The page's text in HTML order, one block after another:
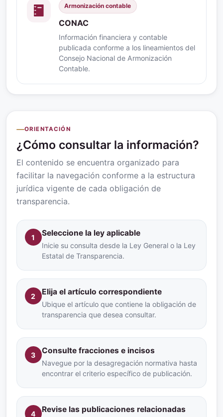
Armonización contable
CONAC
Información financiera y contable
publicada conforme a los lineamientos del
Consejo Nacional de Armonización
Contable.
ORIENTACIÓN
¿Cómo consultar la información?
El contenido se encuentra organizado para
facilitar la navegación conforme a la estructura
jurídica vigente de cada obligación de
transparencia.
1 Seleccione la ley aplicable
Inicie su consulta desde la Ley General o la Ley
Estatal de Transparencia.
2 Elija el artículo correspondiente
Ubique el artículo que contiene la obligación de
transparencia que desea consultar.
3 Consulte fracciones e incisos
Navegue por la desagregación normativa hasta
encontrar el criterio específico de publicación.
4 Revise las publicaciones relacionadas